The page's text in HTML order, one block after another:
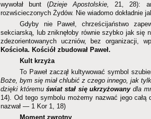
wywołał bunt (Dzieje Apostolskie,21, 28):
rozwścieczonych Żydów. Nie wiadomo dokładnie
Gdyby nie Paweł, chrześcijaństwo
sekciarską, lub zniknęłoby równie szybko jak się
zdezorientowanych uczniów, bez organizacji,
Kościoła. Kościół zbudował Paweł.
Kult krzyża
To Paweł zaczął kultywować symbol
Boże, bym się miał chlubić z czego innego, jak
dzięki któremuświat stał się ukrzyżowanydla
14). Od tego symbolu możemy nazwać jego całą
nazwał — 1 Kor 1, 18)
Moment zwrotny